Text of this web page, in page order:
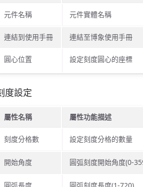
元件名稱 元件實體名稱
連結到使用手冊 連結至博象使用手冊
圓心位置 設定刻度圓心的座標
度設定
屬性名稱 屬性功能描述
刻度分格數 設定刻度分格的數量
開始角度 圓弧刻度開始角度(0-